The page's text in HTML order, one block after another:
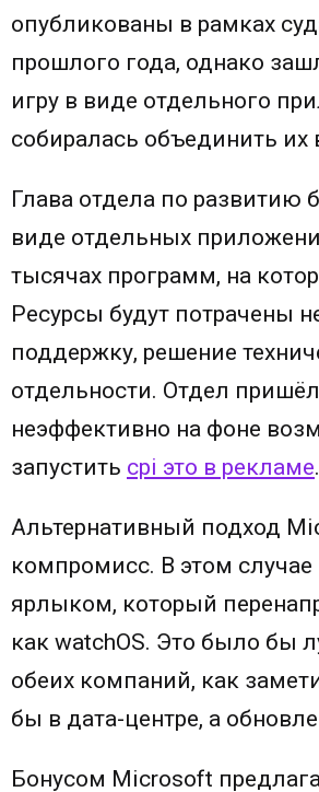
опубликованы в рамках
прошлого года, однако
игру в виде отдельного
собиралась объединить
Глава отдела по развитию
виде отдельных
тысячах программ, на
Ресурсы будут потрачены
поддержку, решение
отдельности. Отдел
неэффективно на фоне
запустить cpi это в рекламе.
Альтернативный подход
компромисс. В этом
ярлыком, который
как watchOS. Это было бы
обеих компаний, как
бы в дата-центре, а
Бонусом Microsoft